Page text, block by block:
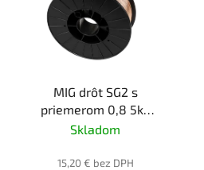
MIG drôt SG2 s
priemerom 0,8 5kg
balík
Skladom
15,20 € bez DPH